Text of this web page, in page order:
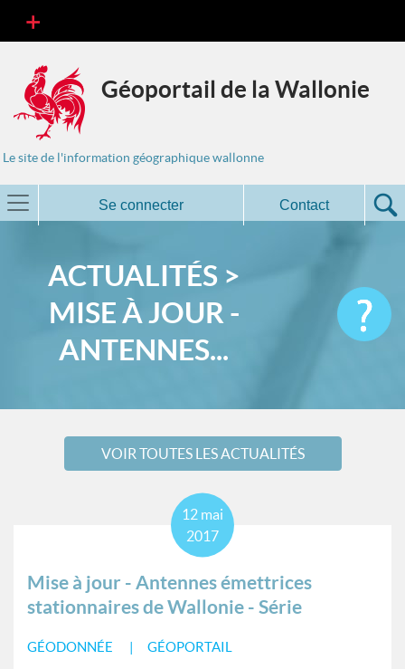
Géoportail de la Wallonie
Le site de l'information géographique wallonne
Se connecter Contact
ACTUALITÉS >
MISE À JOUR -
ANTENNES...
VOIR TOUTES LES ACTUALITÉS
Mise à jour - Antennes émettrices
stationnaires de Wallonie - Série
GÉODONNÉE GÉOPORTAIL
12 mai
2017